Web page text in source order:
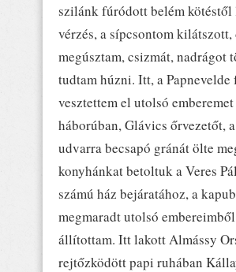
szilánk fúródott belém kötéstől
vérzés, a sípcsontom kilátszott,
megúsztam, csizmát, nadrágot
tudtam húzni. Itt, a
vesztettem el utolsó emberemet
háborúban, Glávics őrvezetőt,
udvarra becsapó gránát ölte
konyhánkat betoltuk a Veres
számú ház bejáratához, a
megmaradt utolsó
állítottam. Itt lakott Almássy
rejtőzködött papi ruhában